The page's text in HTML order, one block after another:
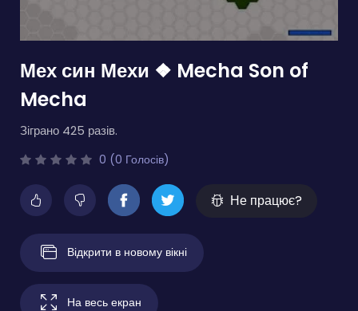
Мех син Мехи ❖ Mecha Son of
Mecha
Зіграно 425 разів.
0 (0 Голосів)
Не працює?
Відкрити в новому вікні
На весь екран